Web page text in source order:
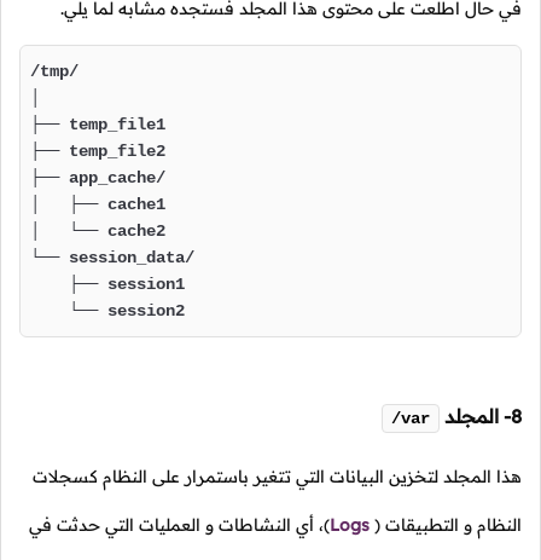
في حال اطلعت على محتوى هذا المجلد فستجده مشابه لما يلي.
/tmp/
├── temp_file1
├── temp_file2
├── app_cache/
│   ├── cache1
│   └── cache2
└── session_data/
    ├── session1
    └── session2
8- المجلد /var
هذا المجلد لتخزين البيانات التي تتغير باستمرار على النظام كسجلات
النظام و التطبيقات (
Logs)، أي النشاطات و العمليات التي حدثت في